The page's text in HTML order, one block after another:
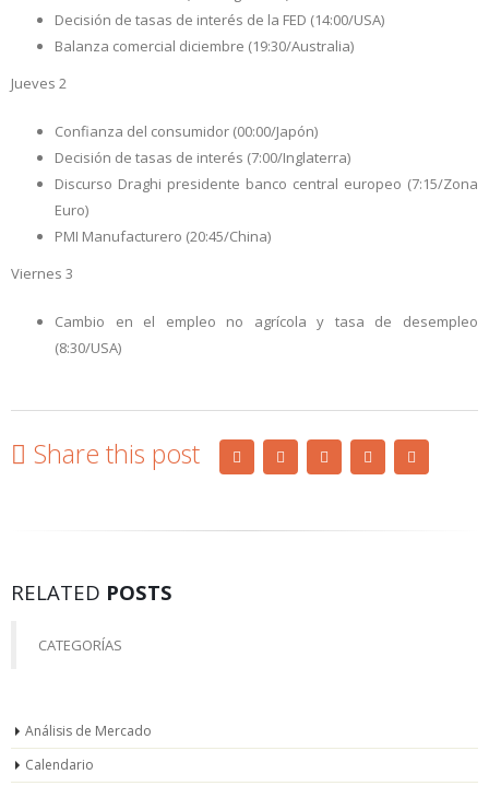
Decisión de tasas de interés de la FED (14:00/USA)
Balanza comercial diciembre (19:30/Australia)
Jueves 2
Confianza del consumidor (00:00/Japón)
Decisión de tasas de interés (7:00/Inglaterra)
Discurso Draghi presidente banco central europeo (7:15/Zona
Euro)
PMI Manufacturero (20:45/China)
Viernes 3
Cambio en el empleo no agrícola y tasa de desempleo
(8:30/USA)
Share this post
RELATED POSTS
CATEGORÍAS
Análisis de Mercado
Calendario